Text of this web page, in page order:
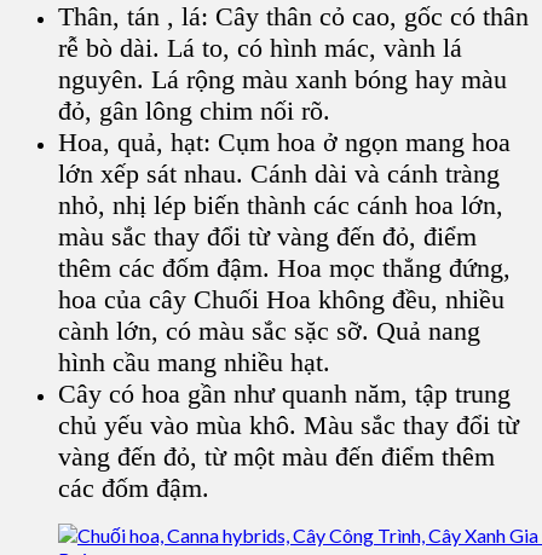
Thân, tán , lá: Cây thân cỏ cao, gốc có thân
rễ bò dài. Lá to, có hình mác, vành lá
nguyên. Lá rộng màu xanh bóng hay màu
đỏ, gân lông chim nối rõ.
Hoa, quả, hạt: Cụm hoa ở ngọn mang hoa
lớn xếp sát nhau. Cánh dài và cánh tràng
nhỏ, nhị lép biến thành các cánh hoa lớn,
màu sắc thay đổi từ vàng đến đỏ, điểm
thêm các đốm đậm. Hoa mọc thẳng đứng,
hoa của cây Chuối Hoa không đều, nhiều
cành lớn, có màu sắc sặc sỡ. Quả nang
hình cầu mang nhiều hạt.
Cây có hoa gần như quanh năm, tập trung
chủ yếu vào mùa khô. Màu sắc thay đổi từ
vàng đến đỏ, từ một màu đến điểm thêm
các đốm đậm.